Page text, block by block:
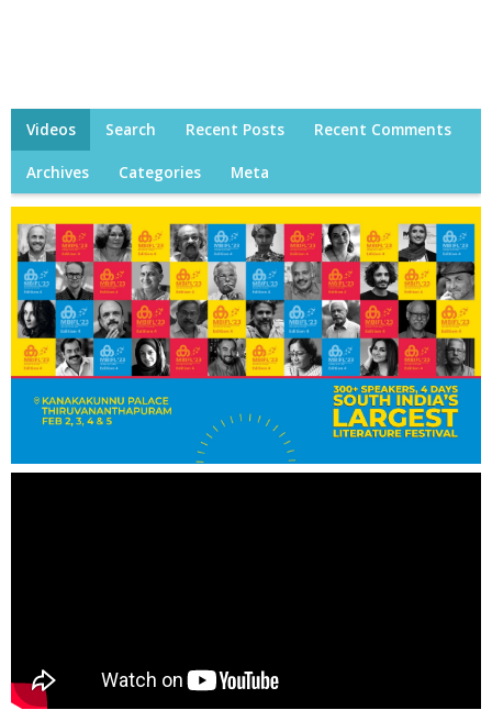
Videos Search Recent Posts Recent Comments
Archives Categories Meta